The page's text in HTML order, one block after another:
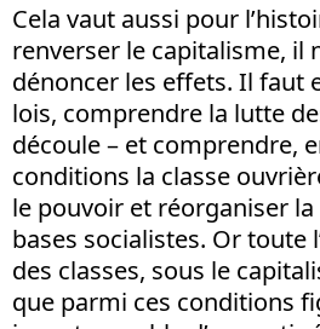
Cela vaut aussi pour
renverser le capitalisme, il
dénoncer les effets. Il faut
lois, comprendre la lutte
découle – et comprendre,
conditions la classe
le pouvoir et réorganiser
bases socialistes. Or toute
des classes, sous le
que parmi ces conditions